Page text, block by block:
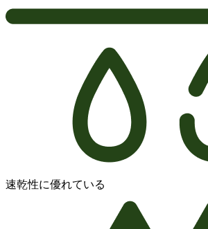
速乾性に優れている